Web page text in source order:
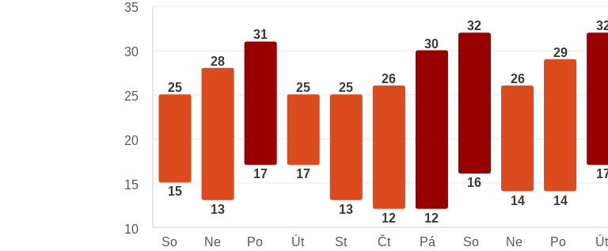
25
15
28
13
31
17
25
17
25
13
26
12
30
12
32
16
26
14
29
14
35
30
25
20
15
10
So
Ne Po Út St Čt Pá So Ne Po Út